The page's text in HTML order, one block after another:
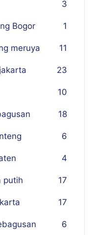
3
Bogor 1
meruya 11
23
10
18
6
4
putih 17
17
6